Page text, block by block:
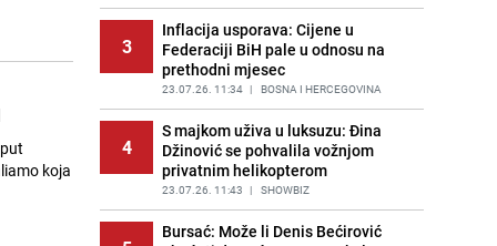
koja
sankcionisao vozača iz Bosanskog
Novog
PRIJE 1 DAN BOSNA I HERCEGOVINA
14
Kako izgleda travnjak stadiona
Koševo nakon tri koncerta Dine
Merlina
PRIJE 2 DANA FOTO
15
Pojavili su vam se mravi u kući? Bez
brige, ovo su najbolji načini da ih se
riješite
3
Inflacija usporava: Cijene u
Federaciji BiH pale u odnosu na
prethodni mjesec
23.07.26. 11:34 | BOSNA I HERCEGOVINA
4
S majkom uživa u luksuzu: Đina
Džinović se pohvalila vožnjom
privatnim helikopterom
23.07.26. 11:43 | SHOWBIZ
Bursać: Može li Denis Bećirović